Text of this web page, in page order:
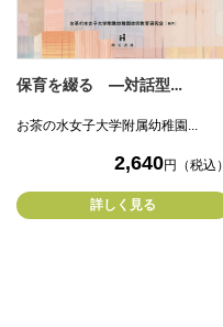
保育を綴る ―対話型…
お茶の水女子大学附属幼稚園...
2,640円（税込）
詳しく見る